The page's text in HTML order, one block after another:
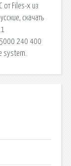
от Files-x из
скачать
240 400
system.